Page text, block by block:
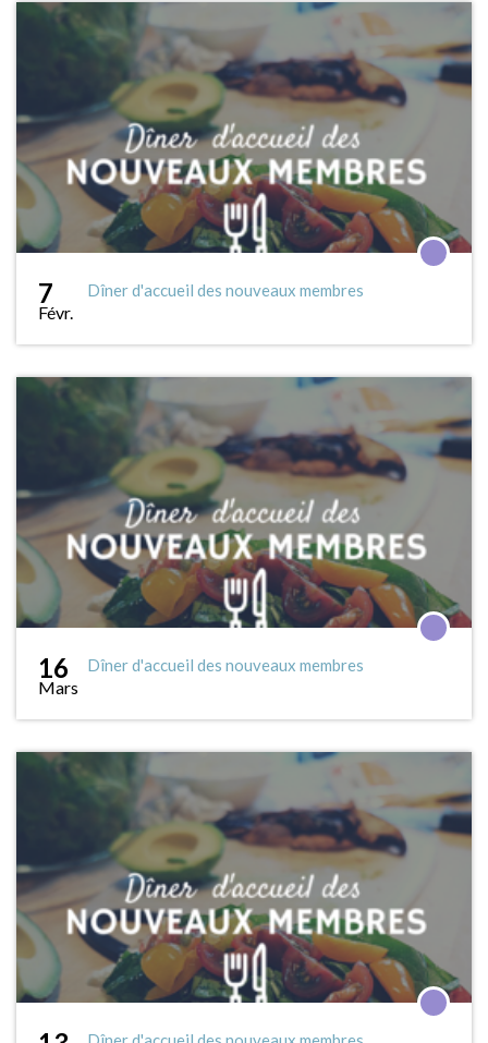
7
Févr.
Dîner d'accueil des nouveaux membres
16
Mars
Dîner d'accueil des nouveaux membres